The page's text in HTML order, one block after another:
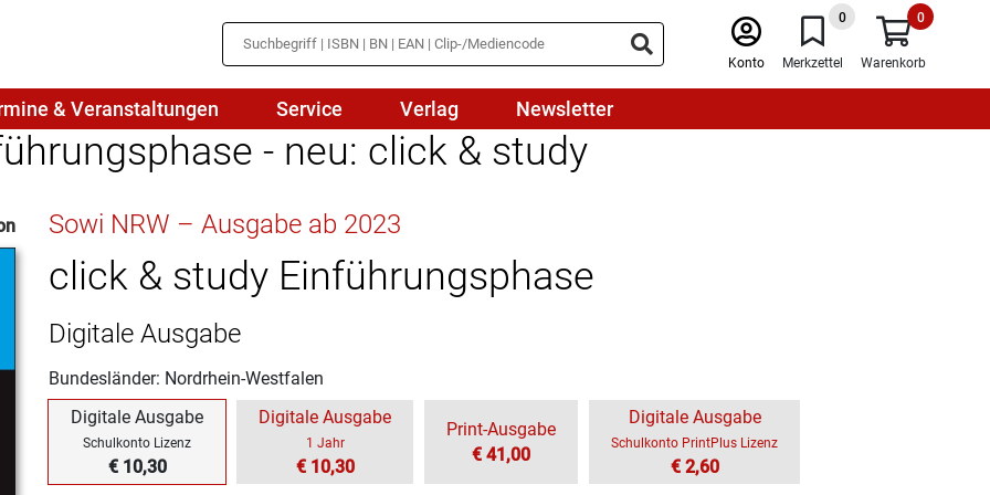
Konto
0
Merkzettel
0
Warenkorb
Medienbildung
Mathematik
Naturwissenschaften/NuT
Physik
Politik
Religion
Spanisch
& Veranstaltungen Service Verlag Newsletter
- neu: click & study
Sowi NRW – Ausgabe ab 2023
click & study Einführungsphase
Digitale Ausgabe
Bundesländer: Nordrhein-Westfalen
Digitale Ausgabe
Schulkonto Lizenz
€ 10,30
Digitale Ausgabe
1 Jahr
€ 10,30
Print-Ausgabe
€ 41,00
Digitale Ausgabe
Schulkonto PrintPlus Lizenz
€ 2,60